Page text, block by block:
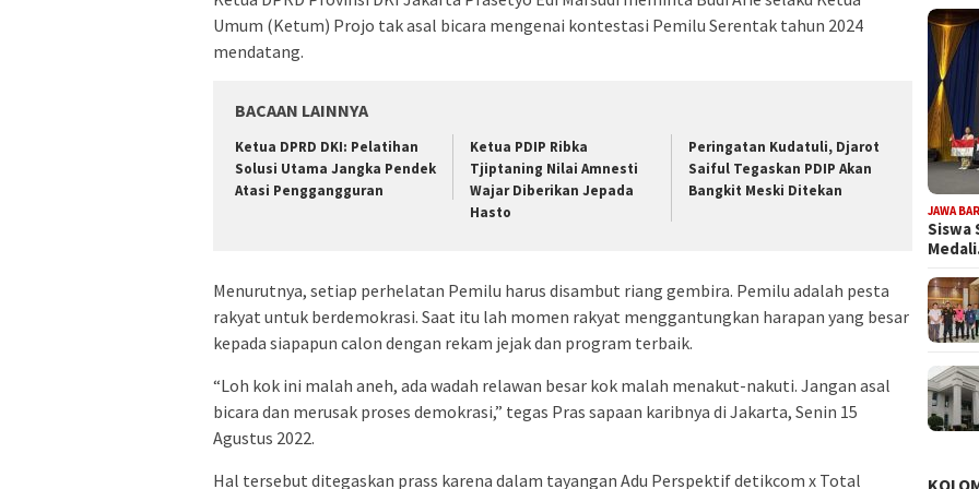
Umum (Ketum) Projo tak asal bicara mengenai kontestasi Pemilu Serentak tahun 2024
mendatang.
BACAAN LAINNYA
Ketua DPRD DKI: Pelatihan
Solusi Utama Jangka Pendek
Atasi Penggangguran
Ketua PDIP Ribka
Tjiptaning Nilai Amnesti
Wajar Diberikan Jepada
Hasto
Peringatan Kudatuli, Djarot
Saiful Tegaskan PDIP Akan
Bangkit Meski Ditekan
Menurutnya, setiap perhelatan Pemilu harus disambut riang gembira. Pemilu adalah pesta
rakyat untuk berdemokrasi. Saat itu lah momen rakyat menggantungkan harapan yang besar
kepada siapapun calon dengan rekam jejak dan program terbaik.
“Loh kok ini malah aneh, ada wadah relawan besar kok malah menakut-nakuti. Jangan asal
bicara dan merusak proses demokrasi,” tegas Pras sapaan karibnya di Jakarta, Senin 15
Agustus 2022.
Hal tersebut ditegaskan prass karena dalam tayangan Adu Perspektif detikcom x Total
JAWA
Siswa